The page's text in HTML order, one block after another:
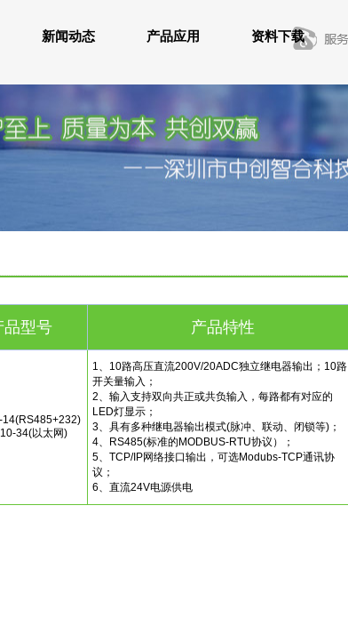
新闻动态 产品应用 资料下载
品型号 产品特性
34(以太网)
1、10路高压直流200V/20ADC独立继电器输出；10路
开关量输入；
2、输入支持双向共正或共负输入，每路都有对应的
LED灯显示；
3、具有多种继电器输出模式(脉冲、联动、闭锁等)；
4、RS485(标准的MODBUS-RTU协议）；
5、TCP/IP网络接口输出，可选Modubs-TCP通讯协
议；
6、直流24V电源供电